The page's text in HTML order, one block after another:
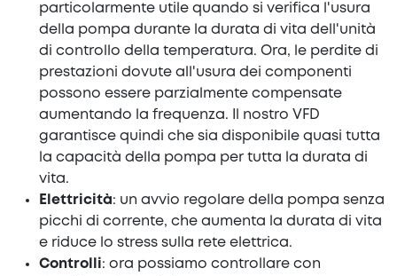
particolarmente utile quando si verifica l'usura
della pompa durante la durata di vita dell'unità
di controllo della temperatura. Ora, le perdite di
prestazioni dovute all'usura dei componenti
possono essere parzialmente compensate
aumentando la frequenza. Il nostro VFD
garantisce quindi che sia disponibile quasi tutta
la capacità della pompa per tutta la durata di
vita.
Elettricità: un avvio regolare della pompa senza
picchi di corrente, che aumenta la durata di vita
e riduce lo stress sulla rete elettrica.
Controlli: ora possiamo controllare con